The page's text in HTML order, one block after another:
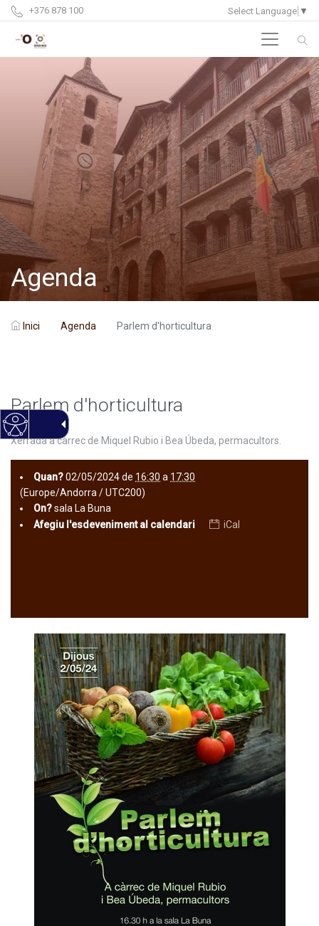
+376 878 100 Select Language ▼
Agenda
Inici Agenda Parlem d'horticultura
Parlem d'horticultura
Xerrada a càrrec de Miquel Rubio i Bea Úbeda, permacultors.
Quan?02/05/2024de 16:30 a 17:30
(Europe/Andorra / UTC200)
On?sala La Buna
Afegiu l'esdeveniment al calendari
iCal